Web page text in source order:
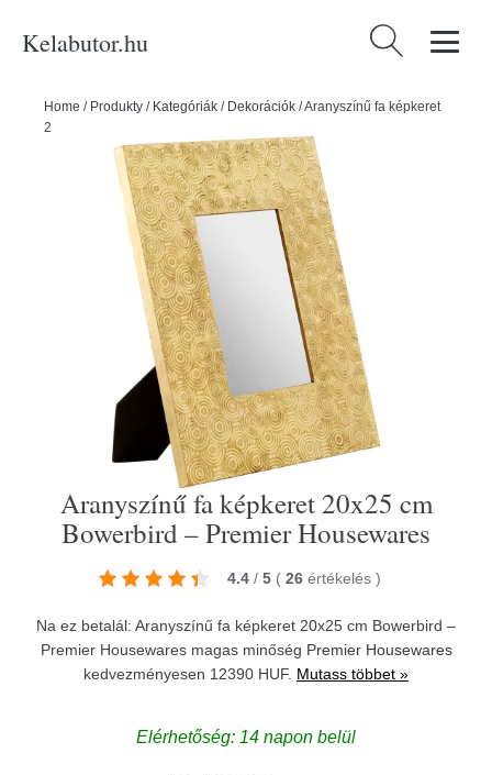
Kelabutor.hu Keresés:
Home / Produkty / Kategóriák / Dekorációk /Aranyszínű fa képkeret
20x25 cm Bowerbird – Premier Housewares
Aranyszínű fa képkeret 20x25 cm
Bowerbird – Premier Housewares
4.4 / 5 ( 26 értékelés )
Na ez betalál: Aranyszínű fa képkeret 20x25 cm Bowerbird –
Premier Housewares magas minőség Premier Housewares
kedvezményesen 12390 HUF. Mutass többet »
Elérhetőség: 14 napon belül